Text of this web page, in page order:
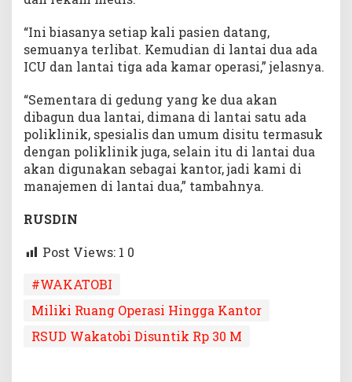
“Ini biasanya setiap kali pasien datang,
semuanya terlibat. Kemudian di lantai dua ada
ICU dan lantai tiga ada kamar operasi,” jelasnya.
“Sementara di gedung yang ke dua akan
dibagun dua lantai, dimana di lantai satu ada
poliklinik, spesialis dan umum disitu termasuk
dengan poliklinik juga, selain itu di lantai dua
akan digunakan sebagai kantor, jadi kami di
manajemen di lantai dua,” tambahnya.
RUSDIN
Post Views: 1 0
#WAKATOBI
Miliki Ruang Operasi Hingga Kantor
RSUD Wakatobi Disuntik Rp 30 M